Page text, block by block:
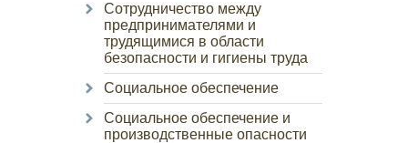
Сотрудничество между
предпринимателями и
трудящимися в области
безопасности и гигиены труда
Социальное обеспечение
Социальное обеспечение и
производственные опасности